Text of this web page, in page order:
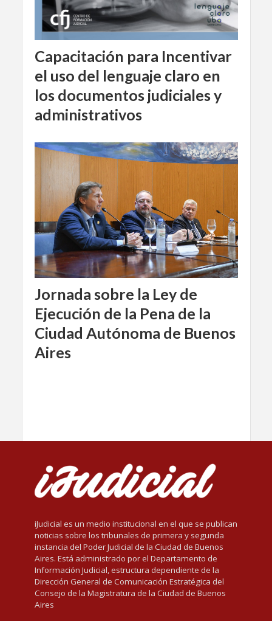
Capacitación para Incentivar
el uso del lenguaje claro en
los documentos judiciales y
administrativos
Jornada sobre la Ley de
Ejecución de la Pena de la
Ciudad Autónoma de Buenos
Aires
iJudicial es un medio institucional en el que se publican
noticias sobre los tribunales de primera y segunda
instancia del Poder Judicial de la Ciudad de Buenos
Aires. Está administrado por el Departamento de
Información Judicial, estructura dependiente de la
Dirección General de Comunicación Estratégica del
Consejo de la Magistratura de la Ciudad de Buenos
Aires